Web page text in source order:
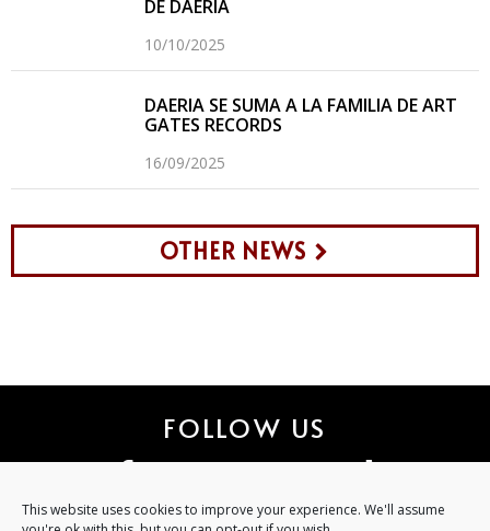
This website uses cookies to improve your experience. We'll assume
DE DAERIA
10/10/2025
DAERIA SE SUMA A LA FAMILIA DE ART
GATES RECORDS
16/09/2025
OTHER NEWS
FOLLOW US